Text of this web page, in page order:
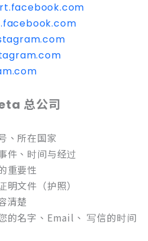
总公司
、所在国家
件、时间与经过
重要性
明文件（护照）
清楚
的名字、Email、 写信的时间